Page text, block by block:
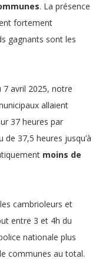
. La présence
fortement
gagnants sont les
7 avril 2025, notre
allaient
37 heures par
37,5 heures jusqu’à
moins de
cambrioleurs et
entre 3 et 4h du
nationale plus
communes au total.